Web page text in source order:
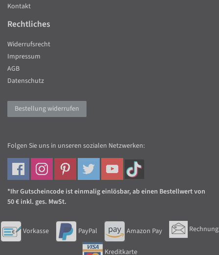
Kontakt
Rechtliches
Widerrufsrecht
Impressum
AGB
Datenschutz
Bestellung widerrufen
Folgen Sie uns in unseren sozialen Netzwerken:
*Ihr Gutscheincode ist einmalig einlösbar, ab einen Bestellwert von
50 € inkl. ges. MwSt.
Vorkasse PayPal Amazon Pay Rechnung
Kreditkarte